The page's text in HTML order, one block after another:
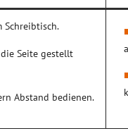
Schreibtisch.
Seite gestellt
Abstand bedienen.